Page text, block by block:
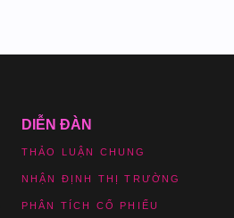
DIỄN ĐÀN
THẢO LUẬN CHUNG
NHẬN ĐỊNH THỊ TRƯỜNG
PHÂN TÍCH CỔ PHIẾU